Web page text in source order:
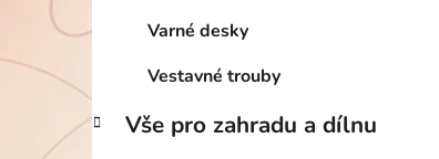
Varné desky
Vestavné trouby
Vše pro zahradu a dílnu